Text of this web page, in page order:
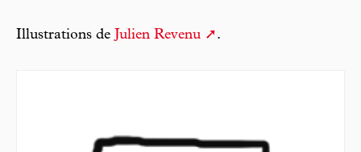
Illustrations de Julien Revenu .